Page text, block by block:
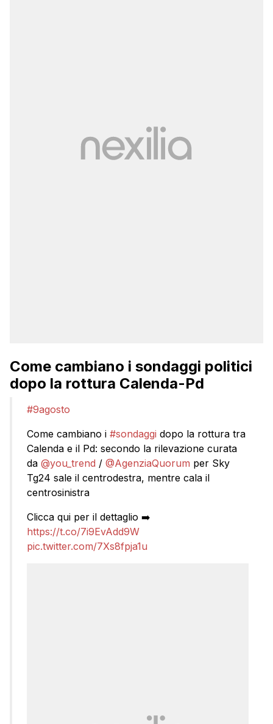
Come cambiano i sondaggi politici
dopo la rottura Calenda-Pd
#9agosto
Come cambiano i #sondaggi dopo la rottura tra
Calenda e il Pd: secondo la rilevazione curata
da @you_trend / @AgenziaQuorum per Sky
Tg24 sale il centrodestra, mentre cala il
centrosinistra
Clicca qui per il dettaglio ➡️
https://t.co/7i9EvAdd9W
pic.twitter.com/7Xs8fpja1u